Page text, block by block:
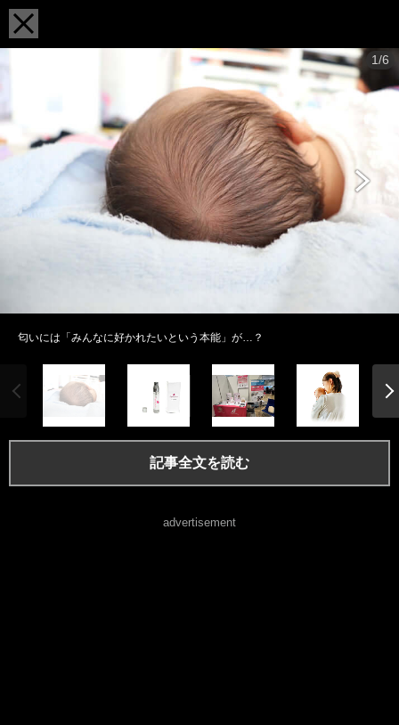
1/6
匂いには「みんなに好かれたいという本能」が…？
記事全文を読む
advertisement